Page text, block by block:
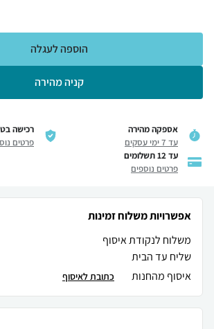
קניה מהירה
הוספה לעגלה
אספקה מהירה
עד 7 ימי עסקים
רכישה
פרטים
עד 12 תשלומים
פרטים נוספים
אפשרויות משלוח זמינות
משלוח לנקודת איסוף
שליח עד הבית
איסוף מהחנות
כתובת לאיסוף